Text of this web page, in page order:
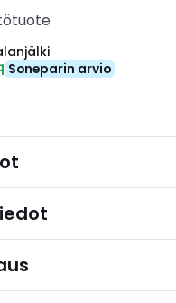
Soneparin arvio